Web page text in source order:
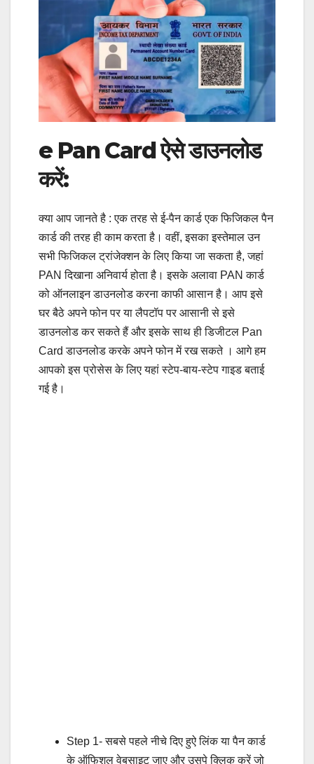
e Pan Card ऐसे डाउनलोड
करें:
क्या आप जानते है : एक तरह से ई-पैन कार्ड एक फिजिकल पैन
कार्ड की तरह ही काम करता है। वहीं, इसका इस्तेमाल उन
सभी फिजिकल ट्रांजेक्शन के लिए किया जा सकता है, जहां
PAN दिखाना अनिवार्य होता है। इसके अलावा PAN कार्ड
को ऑनलाइन डाउनलोड करना काफी आसान है। आप इसे
घर बैठे अपने फोन पर या लैपटॉप पर आसानी से इसे
डाउनलोड कर सकते हैं और इसके साथ ही डिजीटल Pan
Card डाउनलोड करके अपने फोन में रख सकते । आगे हम
आपको इस प्रोसेस के लिए यहां स्टेप-बाय-स्टेप गाइड बताई
गई है।
Step 1- सबसे पहले नीचे दिए हुऐ लिंक या पैन कार्ड
के ऑफिशल वेबसाइट जाए और उसपे क्लिक करें जो